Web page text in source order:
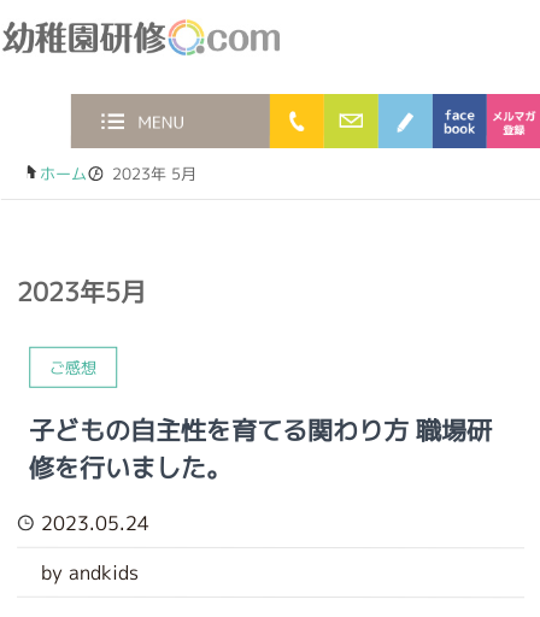
MENU 0120-36-2023
お問合わせフォー
ブログ
ホーム/ 2023年 5月
2023年5月
ご感想
子どもの自主性を育てる関わり方 職場研
修を行いました。
2023.05.24
by andkids